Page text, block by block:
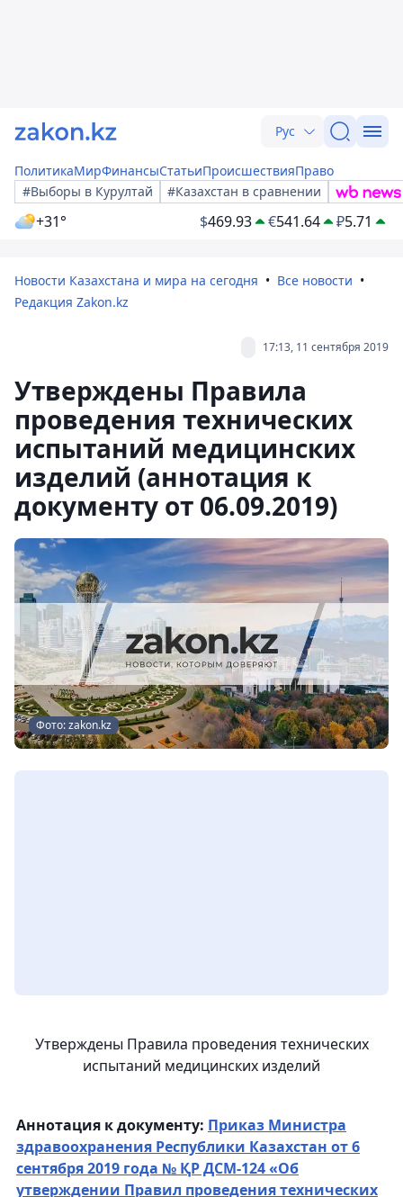
Рус
ПолитикаМирФинансыСтатьиПроисшествияПраво
#Выборы в Курултай
#Казахстан в сравнении
+31° $469.93 €541.64 ₽5.71
Новости Казахстана и мира на сегодня
Все новости
Редакция Zakon.kz
17:13, 11 сентября 2019
Утверждены Правила
проведения технических
испытаний медицинских
изделий (аннотация к
документу от 06.09.2019)
Фото: zakon.kz
Утверждены Правила проведения технических
испытаний медицинских изделий
Аннотация к документу: Приказ Министра
здравоохранения Республики Казахстан от 6
сентября 2019 года № ҚР ДСМ-124 «Об
утверждении Правил проведения технических